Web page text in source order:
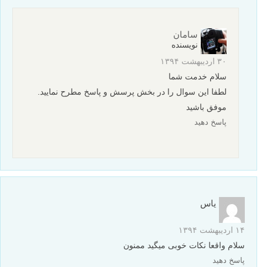
سامان
نویسنده
۳۰ اردیبهشت ۱۳۹۴
سلام خدمت شما
لطفا این سوال را در بخش پرسش و پاسخ مطرح نمایید.
موفق باشید
پاسخ دهید
یاس
۱۴ اردیبهشت ۱۳۹۴
سلام واقعا نکات خوبی میگید ممنون
پاسخ دهید